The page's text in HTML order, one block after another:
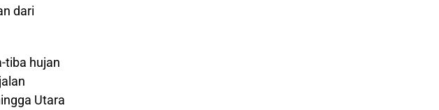
dari
tiba hujan
Utara